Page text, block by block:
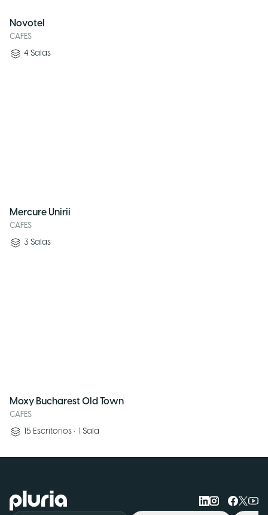
Novotel
CAFES
4 Salas
Mercure Unirii
CAFES
3 Salas
Moxy Bucharest Old Town
CAFES
15 Escritorios • 1 Sala
Logo Pluria